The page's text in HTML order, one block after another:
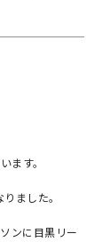
ます。
ました。
ンに目黒リー